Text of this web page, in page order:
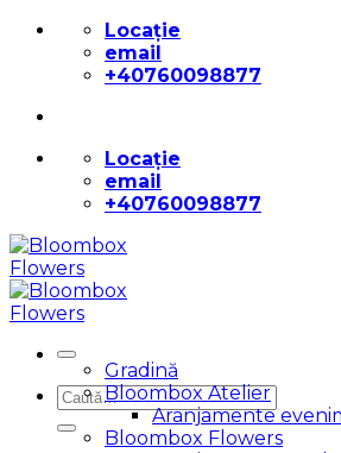
Skip
content
Locație
email
+40760098877
Locație
email
+40760098877
Caută
după:
Gradină
Bloombox Atelier
Aranjamente
Bloombox Flowers